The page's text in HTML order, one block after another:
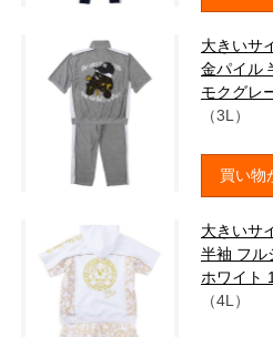
大きいサ
金パイル
モクグレ
（3L）
買い物
大きいサ
半袖 フル
ホワイト
（4L）